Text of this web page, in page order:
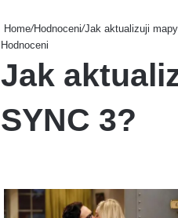
Home/Hodnoceni/Jak aktualizuji
Hodnoceni
Jak
SYNC 3?